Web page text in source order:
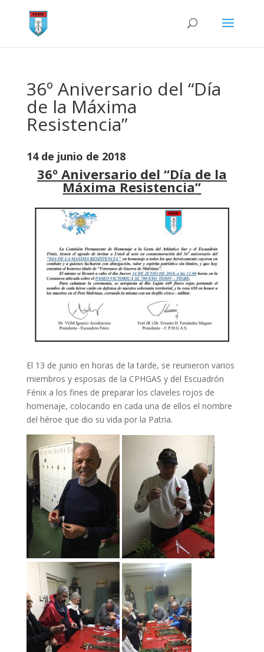
36º Aniversario del “Día
de la Máxima
Resistencia”
14 de junio de 2018
36º Aniversariodel “Día de la
Máxima Resistencia”
El 13 de junio en horas de la tarde, se reunieron varios
miembros y esposas de la CPHGAS y del Escuadrón
Fénix a los fines de preparar los claveles rojos de
homenaje, colocando en cada una de ellos el nombre
del héroe que dio su vida por la Patria.